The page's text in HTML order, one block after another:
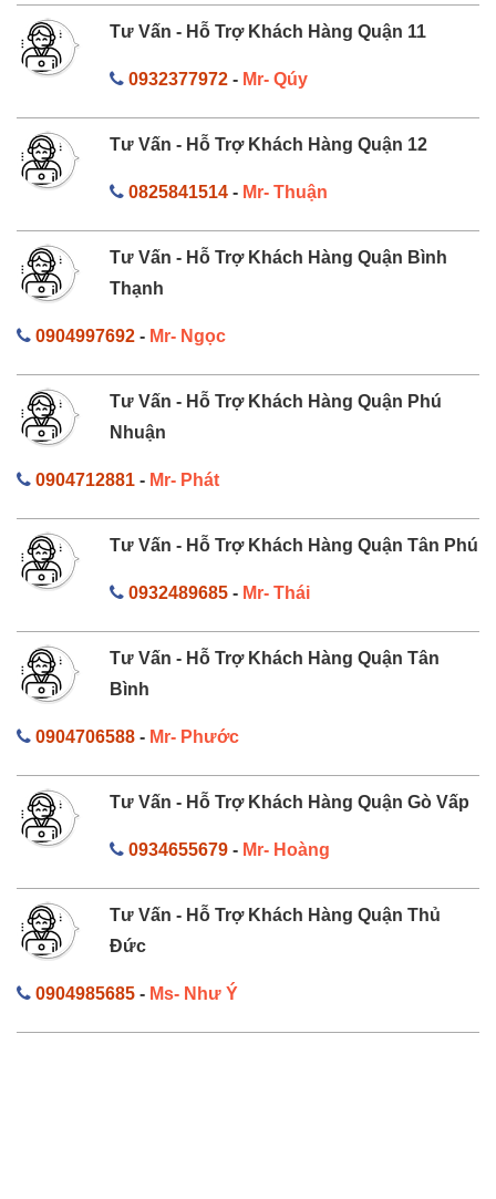
Tư Vấn - Hỗ Trợ Khách Hàng Quận 11
0932377972- Mr- Qúy
Tư Vấn - Hỗ Trợ Khách Hàng Quận 12
0825841514- Mr- Thuận
Tư Vấn - Hỗ Trợ Khách Hàng Quận Bình
Thạnh
0904997692 - Mr- Ngọc
Tư Vấn - Hỗ Trợ Khách Hàng Quận Phú
Nhuận
0904712881 - Mr- Phát
Tư Vấn - Hỗ Trợ Khách Hàng Quận Tân Phú
0932489685- Mr- Thái
Tư Vấn - Hỗ Trợ Khách Hàng Quận Tân
Bình
0904706588 - Mr- Phước
Tư Vấn - Hỗ Trợ Khách Hàng Quận Gò Vấp
0934655679- Mr- Hoàng
Tư Vấn - Hỗ Trợ Khách Hàng Quận Thủ
Đức
0904985685 - Ms- Như Ý